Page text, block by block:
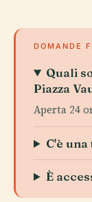
DOMANDE
Quali
Piazza
Aperta 24
C'è
È